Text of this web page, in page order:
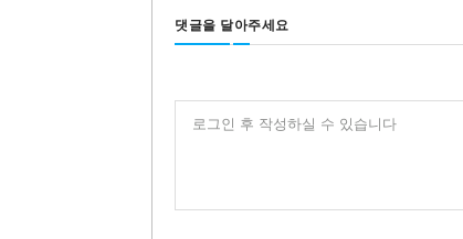
댓글을 달아주세요
로그인 후 작성하실 수 있습니다